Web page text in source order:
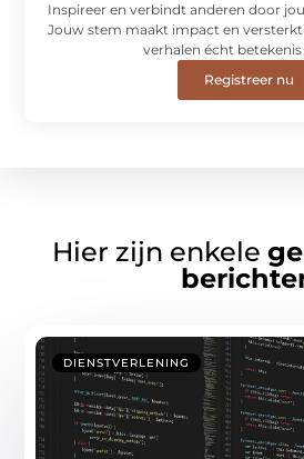
Inspireer en verbindt anderen door
Jouw stem maakt impact en
verhalen écht
Registreer nu
Hier zijn enkele
DIENSTVERLENING